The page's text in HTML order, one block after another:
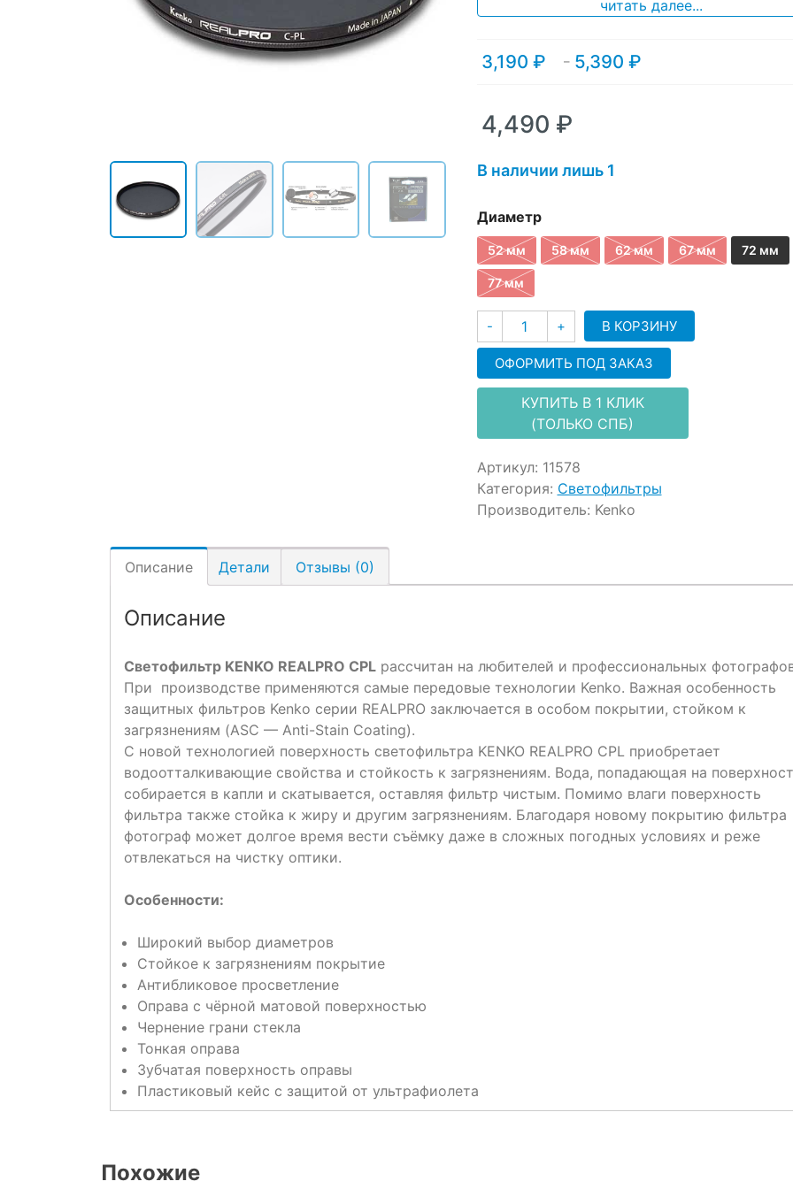
читать далее...
3,190 ₽ – 5,390 ₽
Диапазон
5,390 ₽
4,490 ₽
В наличии лишь 1
Диаметр
52 мм 58 мм 62 мм 67 мм 72 мм
77 мм
- Количество
+ В КОРЗИНУ
ОФОРМИТЬ ПОД ЗАКАЗ
КУПИТЬ В 1 КЛИК
(ТОЛЬКО СПБ)
Артикул: 11578
Категория: Светофильтры
Производитель: Kenko
Описание Детали Отзывы (0)
Описание
Светофильтр KENKO REALPRO CPL рассчитан на любителей и профессиональных
При производстве применяются самые передовые технологии Kenko. Важная особенность
защитных фильтров Kenko серии REALPRO заключается в особом покрытии, стойком к
загрязнениям (ASC — Anti-Stain Coating).
С новой технологией поверхность светофильтра KENKO REALPRO CPL приобретает
водоотталкивающие свойства и стойкость к загрязнениям. Вода, попадающая на
собирается в капли и скатывается, оставляя фильтр чистым. Помимо влаги поверхность
фильтра также стойка к жиру и другим загрязнениям. Благодаря новому покрытию фильтра
фотограф может долгое время вести съёмку даже в сложных погодных условиях и реже
отвлекаться на чистку оптики.
Особенности:
Широкий выбор диаметров
Стойкое к загрязнениям покрытие
Антибликовое просветление
Оправа с чёрной матовой поверхностью
Чернение грани стекла
Тонкая оправа
Зубчатая поверхность оправы
Пластиковый кейс с защитой от ультрафиолета
Похожие